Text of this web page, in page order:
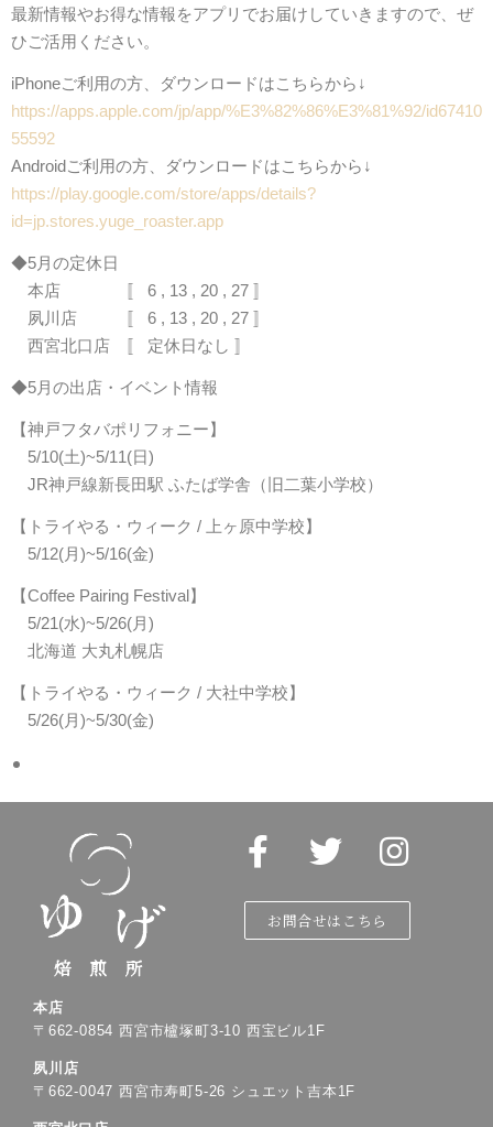
最新情報やお得な情報をアプリでお届けしていきますので、ぜ
ひご活用ください。
iPhoneご利用の方、ダウンロードはこちらから↓
https://apps.apple.com/jp/app/%E3%82%86%E3%81%92/id67410
55592
Androidご利用の方、ダウンロードはこちらから↓
https://play.google.com/store/apps/details?
id=jp.stores.yuge_roaster.app
◆5月の定休日
本店 〚 6 , 13 , 20 , 27 〛
夙川店 〚 6 , 13 , 20 , 27 〛
西宮北口店 〚 定休日なし 〛
◆5月の出店・イベント情報
【神戸フタバポリフォニー】
5/10(土)~5/11(日)
JR神戸線新長田駅 ふたば学舎（旧二葉小学校）
【トライやる・ウィーク / 上ヶ原中学校】
5/12(月)~5/16(金)
【Coffee Pairing Festival】
5/21(水)~5/26(月)
北海道 大丸札幌店
【トライやる・ウィーク / 大社中学校】
5/26(月)~5/30(金)
お問合せはこちら
本店
〒 662-0854西宮市櫨塚町3-10 西宝ビル1F
夙川店
〒 662-0047西宮市寿町5-26 シュエット吉本 1F